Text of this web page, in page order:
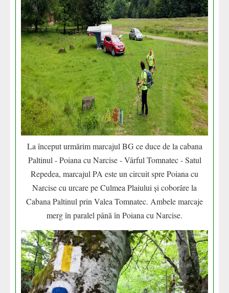
La început urmărim marcajul BG ce duce de la cabana
Paltinul - Poiana cu Narcise - Vârful Tomnatec - Satul
Repedea, marcajul PA este un circuit spre Poiana cu
Narcise cu urcare pe Culmea Plaiului și coborâre la
Cabana Paltinul prin Valea Tomnatec. Ambele marcaje
merg în paralel până în Poiana cu Narcise.